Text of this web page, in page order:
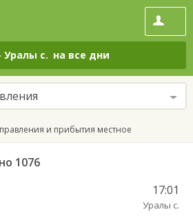
Уралы с. на все дни
и прибытия местное
1076
17:01
Уралы с.